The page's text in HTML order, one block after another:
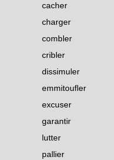
cacher
charger
combler
cribler
dissimuler
emmitoufler
excuser
garantir
lutter
pallier